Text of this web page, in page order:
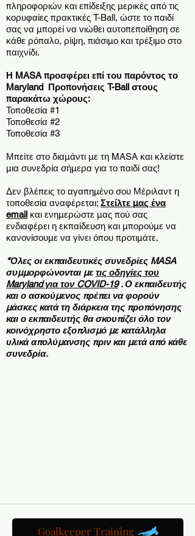
πληροφοριών και επίδειξης μερικές από τις
κορυφαίες πρακτικές T-Ball, ώστε το παιδί
σας να μπορεί να νιώθει αυτοπεποίθηση σε
κάθε ρόπαλο, ρίψη, πιάσιμο και τρέξιμο στο
παιχνίδι.
Η MASA προσφέρει επί του παρόντος το
Maryland Προπονήσεις T-Ball στους
παρακάτω χώρους:
Τοποθεσία #1
Τοποθεσία #2
Τοποθεσία #3
Μπείτε στο διαμάντι με τη MASA και κλείστε
μια συνεδρία σήμερα για το παιδί σας!
Δεν βλέπεις το αγαπημένο σου Μέριλαντ η
τοποθεσία αναφέρεται; Στείλτε μας ένα
email και ενημερώστε μας πού σας
ενδιαφέρει η εκπαίδευση και μπορούμε να
κανονίσουμε να γίνει όπου προτιμάτε.
*Όλες οι εκπαιδευτικές συνεδρίες MASA
συμμορφώνονται με τις οδηγίες του
Maryland για τον COVID-19. Ο εκπαιδευτής
και ο ασκούμενος πρέπει να φορούν
μάσκες κατά τη διάρκεια της προπόνησης
και ο εκπαιδευτής θα σκουπίζει όλο τον
κοινόχρηστο εξοπλισμό με κατάλληλα
υλικά απολύμανσης πριν και μετά από κάθε
συνεδρία.
Goalkeeper Training